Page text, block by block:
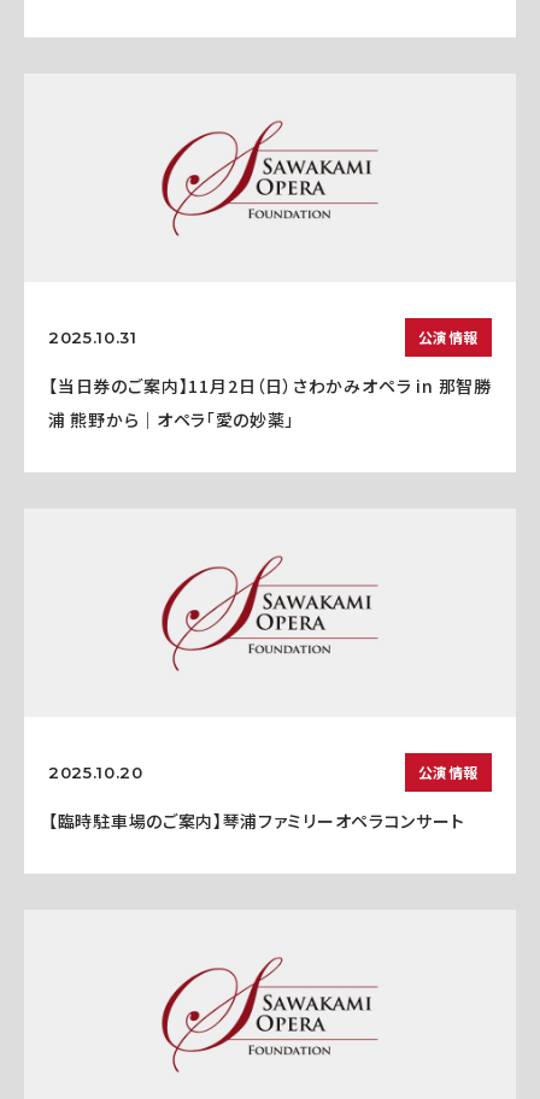
2025.10.31 公演情報
【当日券のご案内】11月2日（日）さわかみオペラ in 那智勝
浦 熊野から｜オペラ「愛の妙薬」
2025.10.20 公演情報
【臨時駐車場のご案内】琴浦ファミリーオペラコンサート